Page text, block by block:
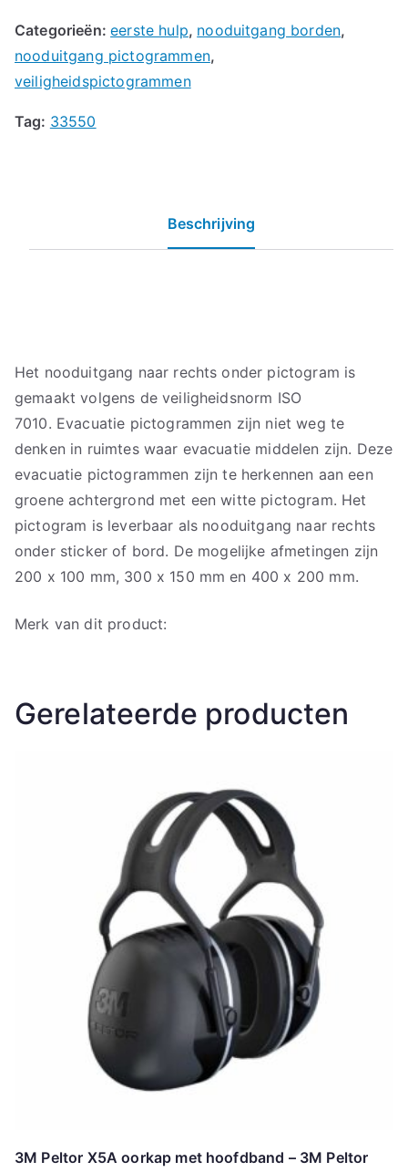
Categorieën:eerste hulp, nooduitgang borden,
nooduitgang pictogrammen,
veiligheidspictogrammen
Tag: 33550
Beschrijving
Het nooduitgang naar rechts onder pictogram is
gemaakt volgens de veiligheidsnorm ISO
7010. Evacuatie pictogrammen zijn niet weg te
denken in ruimtes waar evacuatie middelen zijn. Deze
evacuatie pictogrammen zijn te herkennen aan een
groene achtergrond met een witte pictogram. Het
pictogram is leverbaar als nooduitgang naar rechts
onder sticker of bord. De mogelijke afmetingen zijn
200 x 100 mm, 300 x 150 mm en 400 x 200 mm.
Merk van dit product:
Gerelateerde producten
3M Peltor X5A oorkap met hoofdband – 3M Peltor